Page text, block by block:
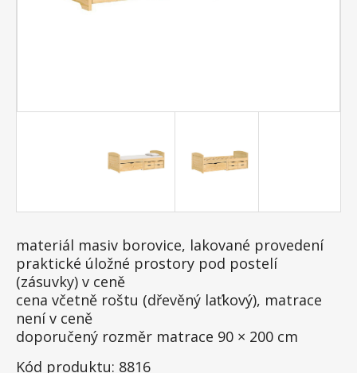
materiál masiv borovice, lakované provedení
praktické úložné prostory pod postelí
(zásuvky) v ceně
cena včetně roštu (dřevěný laťkový), matrace
není v ceně
doporučený rozměr matrace 90 × 200 cm
Kód produktu: 8816